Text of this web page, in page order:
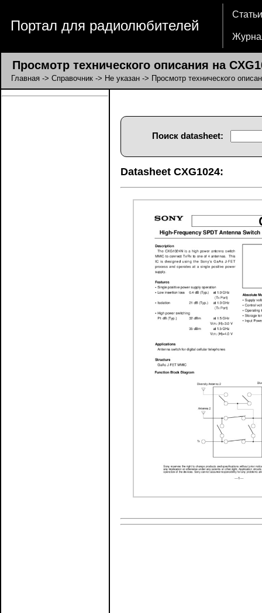
Портал для радиолюбителей
Статьи
Просмотр технического описания на
Главная -> Справочник -> Не указан -> Просмотр технического
Поиск datasheet:
Datasheet CXG1024: